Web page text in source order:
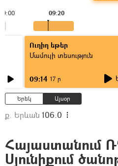
09:20
Ուղիղ եթեր
Մամուլի տեսություն
09:14 17 ր
Երեկ Այսօր
ք. Երևան 106.0
Հայաստանում
Սյունիքում